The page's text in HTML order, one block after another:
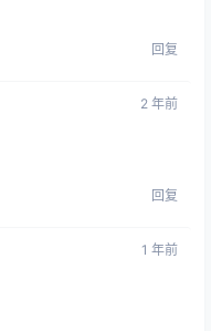
回复
2 年前
回复
1 年前